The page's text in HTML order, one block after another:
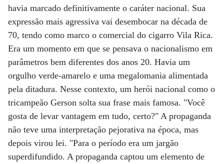
havia marcado definitivamente o caráter nacional. Sua
expressão mais agressiva vai desembocar na década de
70, tendo como marco o comercial do cigarro Vila Rica.
Era um momento em que se pensava o nacionalismo em
parâmetros bem diferentes dos anos 20. Havia um
orgulho verde-amarelo e uma megalomania alimentada
pela ditadura. Nesse contexto, um herói nacional como o
tricampeão Gerson solta sua frase mais famosa. "Você
gosta de levar vantagem em tudo, certo?" A propaganda
não teve uma interpretação pejorativa na época, mas
depois virou lei. "Para o período era um jargão
superdifundido. A propaganda captou um elemento de